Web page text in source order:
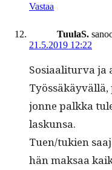
Vastaa
TuulaS.
21.5.2019 12:22
Sosi­aal­i­tur­va ja
jonne palk­ka
laskunsa.
Tuen/tukien
hän mak­saa